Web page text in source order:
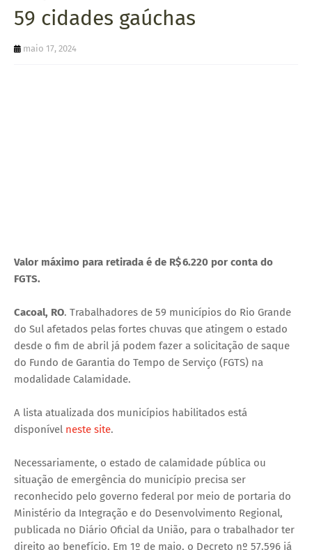
Q
U
59 cidades gaúchas
maio 17, 2024
Valor máximo para retirada é de R$ 6.220 por conta do
FGTS.
Cacoal, RO. Trabalhadores de 59 municípios do Rio Grande
do Sul afetados pelas fortes chuvas que atingem o estado
desde o fim de abril já podem fazer a solicitação de saque
do Fundo de Garantia do Tempo de Serviço (FGTS) na
modalidade Calamidade.
A lista atualizada dos municípios habilitados está
disponível neste site.
Necessariamente, o estado de calamidade pública ou
situação de emergência do município precisa ser
reconhecido pelo governo federal por meio de portaria do
Ministério da Integração e do Desenvolvimento Regional,
publicada no Diário Oficial da União, para o trabalhador ter
direito ao benefício. Em 1º de maio, o Decreto nº 57.596 já